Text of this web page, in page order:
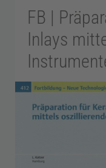
n
o
Restaurationsformen
Menge
FB |
Inlays